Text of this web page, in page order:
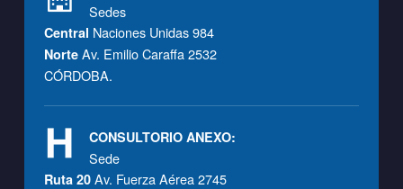
Sedes
Central Naciones Unidas 984
Norte Av. Emilio Caraffa 2532
CÓRDOBA.
CONSULTORIO ANEXO:
Sede
Ruta 20Av. Fuerza Aérea 2745